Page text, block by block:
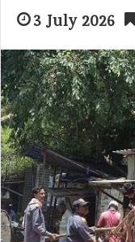
3 July 2026